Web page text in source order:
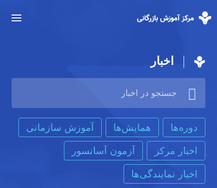
اخبار
دوره‌ها همایش‌ها
آموزش سازمانی
اخبار مرکز
آزمون آسانسور
اخبار نمایندگی‌ها